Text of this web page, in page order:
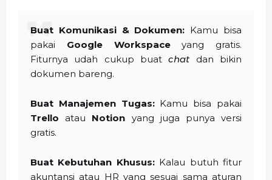
Buat Komunikasi & Dokumen: Kamu bisa
pakai Google Workspaceyang gratis.
Fiturnya udah cukup buatchatdan bikin
dokumen bareng.
Buat Manajemen Tugas:Kamu bisa pakai
Trello atau Notion yang juga punya versi
gratis.
Buat Kebutuhan Khusus:Kalau butuh fitur
akuntansi atau HR yang sesuai sama aturan